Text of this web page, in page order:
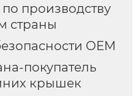
производству
страны
OEM
покупатель
крышек